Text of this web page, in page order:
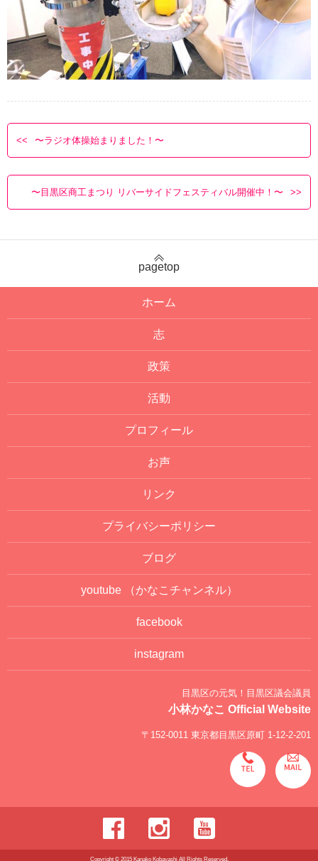
〜ラジオ体操始まりました！〜
〜目黒区商工まつり リバーサイドフェスティバル開催中！〜
pagetop
ホーム
志
政策
活動
プロフィール
お声
リンク
プライバシーポリシー
ブログ
youtube （かなこチャンネル）
facebook
instagram
目黒区の元気！目黒区議会議員
小林かなこ Official Website
〒152-0011 東京都目黒区原町 1-12-2-201
Copyright © 2015 Kanako Kobayashi All Rights Reserved.